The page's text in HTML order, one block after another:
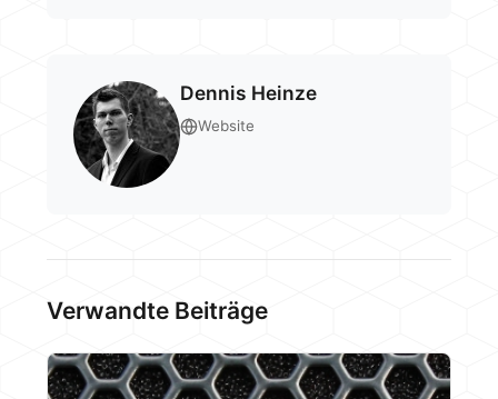
Dennis Heinze
Website
Verwandte Beiträge